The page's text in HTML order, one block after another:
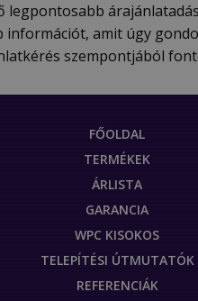
legpontosabb
információt, amit úgy
szempontjából
FŐOLDAL
TERMÉKEK
ÁRLISTA
GARANCIA
WPC KISOKOS
TELEPÍTÉSI ÚTMUTATÓK
REFERENCIÁK